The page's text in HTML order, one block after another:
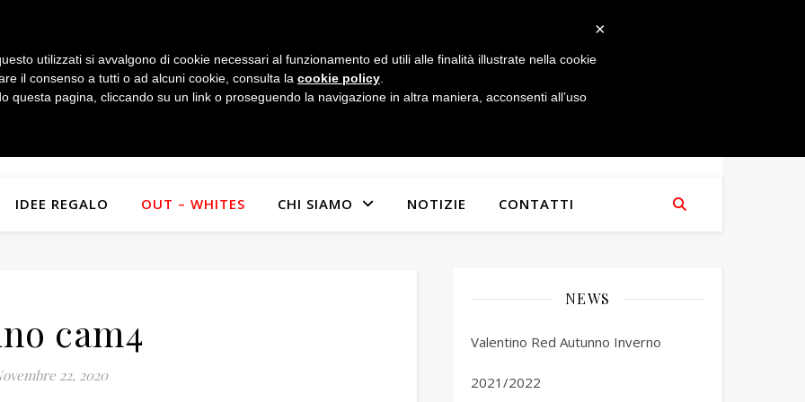
IDEE REGALO OUT – WHITES CHI SIAMO NOTIZIE CONTATTI
cam4
22, 2020
NEWS
Valentino Red Autunno Inverno
2021/2022
×
utilizzati si avvalgono di cookie necessari al funzionamento ed utili alle finalità illustrate nella cookie
il consenso a tutti o ad alcuni cookie, consulta la cookie policy
questa pagina, cliccando su un link o proseguendo la navigazione in altra maniera, acconsenti all’uso